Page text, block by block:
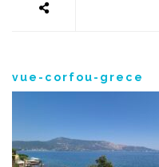
vue-corfou-grece